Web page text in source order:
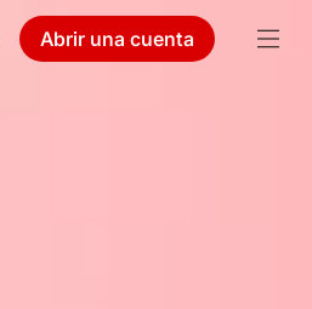
Abrir una cuenta